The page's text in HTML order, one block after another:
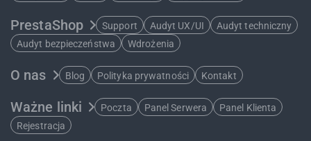
PrestaShop Support Audyt UX/UI
Audyt techniczny
Audyt bezpieczeństwa
Wdrożenia
O nas Blog Polityka prywatności Kontakt
Ważne linki Poczta Panel Serwera
Panel Klienta
Rejestracja